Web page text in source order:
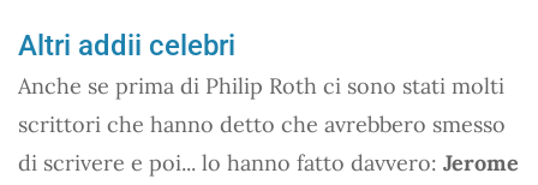
Altri addii celebri
Anche se prima di Philip Roth ci sono stati molti
scrittori che hanno detto che avrebbero smesso
di scrivere e poi... lo hanno fatto davvero: Jerome